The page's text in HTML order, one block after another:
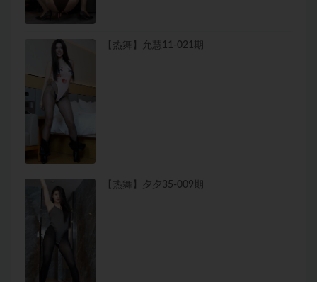
【热舞】允慧11-021期
【热舞】夕夕35-009期